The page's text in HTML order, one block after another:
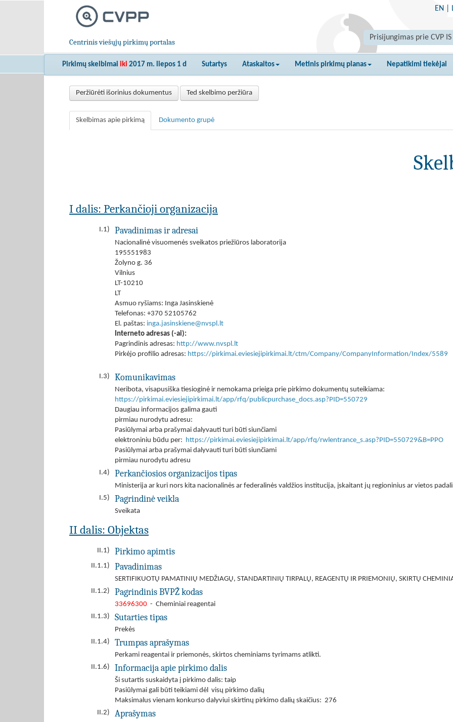
Centrinis viešųjų pirkimų portalas
EN
Prisijungimas prie CVP IS
Pirkimų skelbimai iki 2017 m. liepos 1 d Sutartys Ataskaitos Metinis pirkimų planas Nepatikimi tiekėjai
Peržiūrėti išorinius dokumentus Ted skelbimo peržiūra
Skelbimas apie pirkimą Dokumento grupė
I dalis: Perkančioji organizacija
I.1) Pavadinimas ir adresai
Nacionalinė visuomenės sveikatos priežiūros laboratorija
195551983
Žolyno g. 36
Vilnius
LT-10210
LT
Asmuo ryšiams: Inga Jasinskienė
Telefonas: +370 52105762
El. paštas: inga.jasinskiene@nvspl.lt
Interneto adresas (-ai):
Pagrindinis adresas: http://www.nvspl.lt
Pirkėjo profilio adresas: https://pirkimai.eviesiejipirkimai.lt/ctm/Company/CompanyInformation/Index/5589
I.3) Komunikavimas
Neribota, visapusiška tiesioginė ir nemokama prieiga prie pirkimo dokumentų suteikiama:
https://pirkimai.eviesiejipirkimai.lt/app/rfq/publicpurchase_docs.asp?PID=550729
Daugiau informacijos galima gauti
pirmiau nurodytu adresu:
Pasiūlymai arba prašymai dalyvauti turi būti siunčiami
elektroniniu būdu per: https://pirkimai.eviesiejipirkimai.lt/app/rfq/rwlentrance_s.asp?PID=550729&B=PPO
Pasiūlymai arba prašymai dalyvauti turi būti siunčiami
pirmiau nurodytu adresu
I.4)
Perkančiosios organizacijos tipas
Ministerija ar kuri nors kita nacionalinės ar federalinės valdžios institucija, įskaitant jų regioninius ar vietos
I.5)
Pagrindinė veikla
Sveikata
II dalis: Objektas
II.1) Pirkimo apimtis
II.1.1) Pavadinimas
SERTIFIKUOTŲ PAMATINIŲ MEDŽIAGŲ, STANDARTINIŲ TIRPALŲ, REAGENTŲ IR PRIEMONIŲ, SKIRTŲ
II.1.2)
Pagrindinis BVPŽ kodas
33696300 - Cheminiai reagentai
II.1.3)
Sutarties tipas
Prekės
II.1.4)
Trumpas aprašymas
Perkami reagentai ir priemonės, skirtos cheminiams tyrimams atlikti.
II.1.6)
Informacija apie pirkimo dalis
Ši sutartis suskaidyta į pirkimo dalis: taip
Pasiūlymai gali būti teikiami dėl visų pirkimo dalių
Maksimalus vienam konkurso dalyviui skirtinų pirkimo dalių skaičius: 276
II.2)
Aprašymas